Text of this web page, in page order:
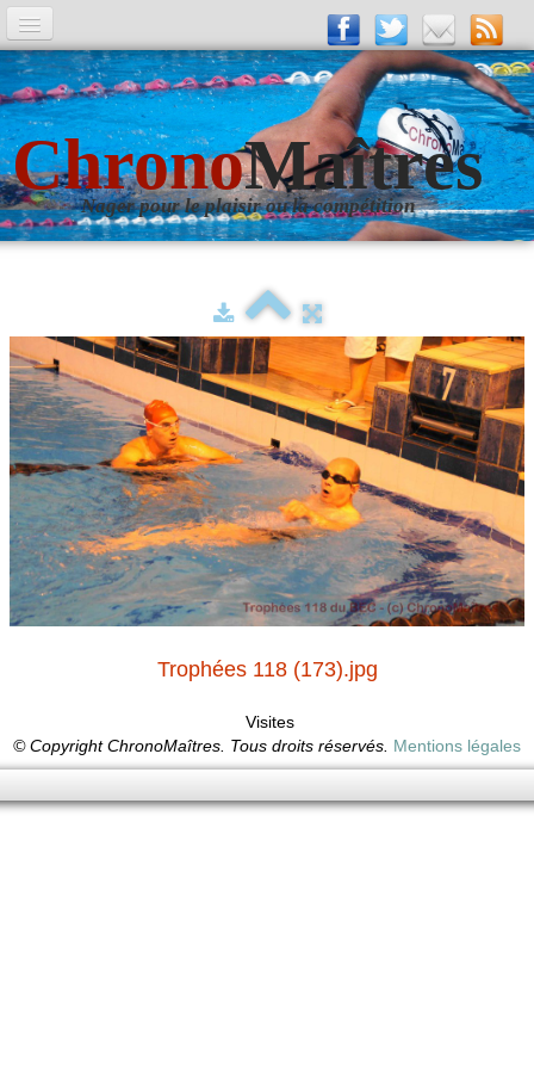
A la Une
Entrainements
La revue
Les numéros
Photos ▼
Evènements▼
Livre d'Or
ChronoMaîtres
Nager pour le plaisir ou la compétition
Trophées 118 (173).jpg
Visites
© Copyright ChronoMaîtres. Tous droits réservés. Mentions légales